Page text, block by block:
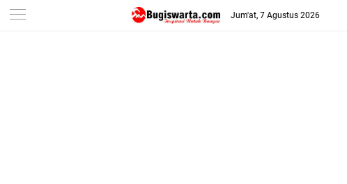
-->
Jum'at, 7 Agustus 2026